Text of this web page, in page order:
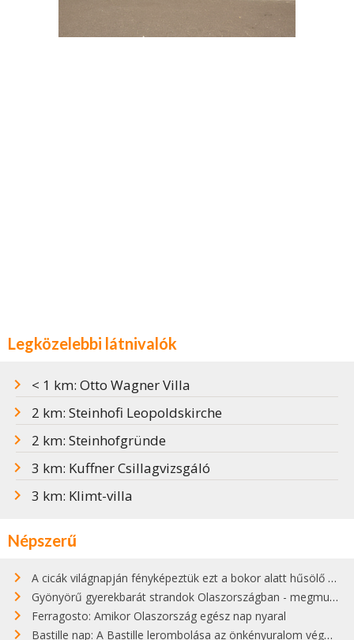
Legközelebbi látnivalók
< 1 km: Otto Wagner Villa
2 km: Steinhofi Leopoldskirche
2 km: Steinhofgründe
3 km: Kuffner Csillagvizsgáló
3 km: Klimt-villa
Népszerű
A cicák világnapján fényképeztük ezt a bokor alatt hűsölő cicát Kisorosziban
Gyönyörű gyerekbarát strandok Olaszországban - megmutatjuk a 15 legjobbat
Ferragosto: Amikor Olaszország egész nap nyaral
Bastille nap: A Bastille lerombolása az önkényuralom végét jelentette